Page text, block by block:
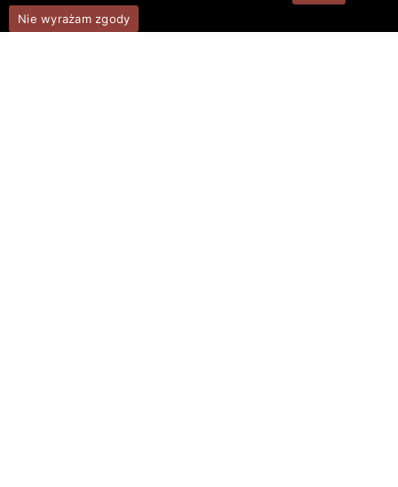
Nie wyrażam zgody